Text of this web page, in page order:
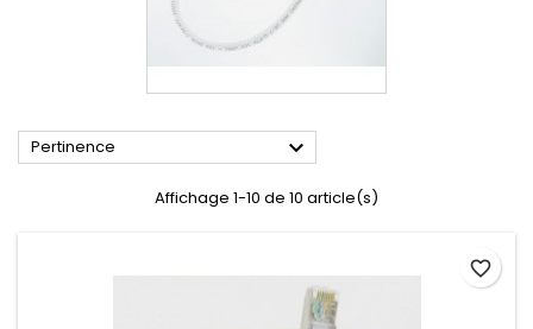
Pertinence 
Affichage 1-10 de 10 article(s)
favorite_border